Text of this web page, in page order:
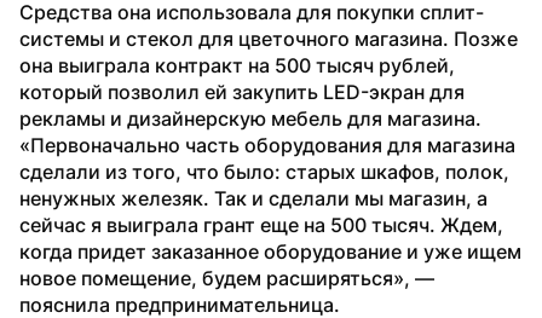
Средства она использовала для покупки сплит-
системы и стекол для цветочного магазина. Позже
она выиграла контракт на 500 тысяч рублей,
который позволил ей закупить LED-экран для
рекламы и дизайнерскую мебель для магазина.
«Первоначально часть оборудования для магазина
сделали из того, что было: старых шкафов, полок,
ненужных железяк. Так и сделали мы магазин, а
сейчас я выиграла грант еще на 500 тысяч. Ждем,
когда придет заказанное оборудование и уже ищем
новое помещение, будем расширяться», —
пояснила предпринимательница.